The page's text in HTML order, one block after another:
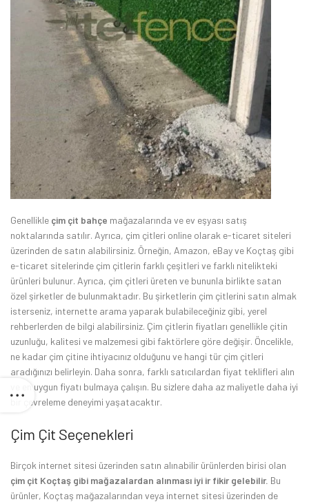
Genellikle çim çit bahçe mağazalarında ve ev eşyası satış
noktalarında satılır. Ayrıca, çim çitleri online olarak e-ticaret siteleri
üzerinden de satın alabilirsiniz. Örneğin, Amazon, eBay ve Koçtaş gibi
e-ticaret sitelerinde çim çitlerin farklı çeşitleri ve farklı nitelikteki
ürünleri bulunur. Ayrıca, çim çitleri üreten ve bununla birlikte satan
özel şirketler de bulunmaktadır. Bu şirketlerin çim çitlerini satın almak
isterseniz, internette arama yaparak bulabileceğiniz gibi, yerel
rehberlerden de bilgi alabilirsiniz. Çim çitlerin fiyatları genellikle çitin
uzunluğu, kalitesi ve malzemesi gibi faktörlere göre değişir. Öncelikle,
ne kadar çim çitine ihtiyacınız olduğunu ve hangi tür çim çitleri
aradığınızı belirleyin. Daha sonra, farklı satıcılardan fiyat teklifleri alın
ve en uygun fiyatı bulmaya çalışın. Bu sizlere daha az maliyetle daha iyi
bir çevreleme deneyimi yaşatacaktır.
Çim Çit Seçenekleri
Birçok internet sitesi üzerinden satın alınabilir ürünlerden birisi olan
çim çit Koçtaş gibi mağazalardan alınması iyi ir fikir gelebilir. Bu
ürünler, Koçtaş mağazalarından veya internet sitesi üzerinden de